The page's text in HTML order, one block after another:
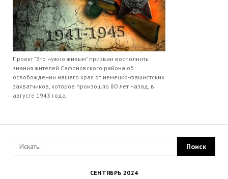
Проект "Это нужно живым" призван восполнить
знания жителей Сафоновского района об
освобождении нашего края от немецко-фашистских
захватчиков, которое произошло 80 лет назад, в
августе 1943 года.
СЕНТЯБРЬ 2024